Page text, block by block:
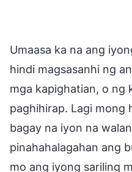
Umaasa ka na ang
hindi magsasanhi ng
mga kapighatian, o ng
paghihirap. Lagi mong
bagay na iyon na
pinahahalagahan ang
mo ang iyong sariling